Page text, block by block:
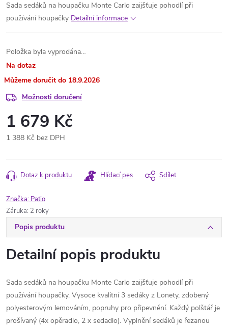
Sada sedáků na houpačku Monte Carlo zaijšťuje pohodlí při
používání houpačky Detailní informace
Položka byla vyprodána…
Na dotaz
18.9.2026
Možnosti doručení
1 679 Kč
1 388 Kč bez DPH
cena:
Dotaz k produktu Hlídací pes Sdílet
Značka: Patio
Záruka: 2 roky
Popis produktu
Detailní popis produktu
Sada sedáků na houpačku Monte Carlo zaijšťuje pohodlí při
používání houpačky. Vysoce kvalitní 3 sedáky z Lonety, zdobený
polyesterovým lemováním, popruhy pro připevnění. Každý polštář je
prošívaný (4x opěradlo, 2 x sedadlo). Vyplnění sedáků je řezanou